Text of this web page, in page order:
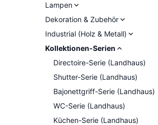
Lampen
Dekoration & Zubehör
Industrial (Holz & Metall)
Kollektionen-Serien
Directoire-Serie (Landhaus)
Shutter-Serie (Landhaus)
Bajonettgriff-Serie (Landhaus)
WC-Serie (Landhaus)
Küchen-Serie (Landhaus)